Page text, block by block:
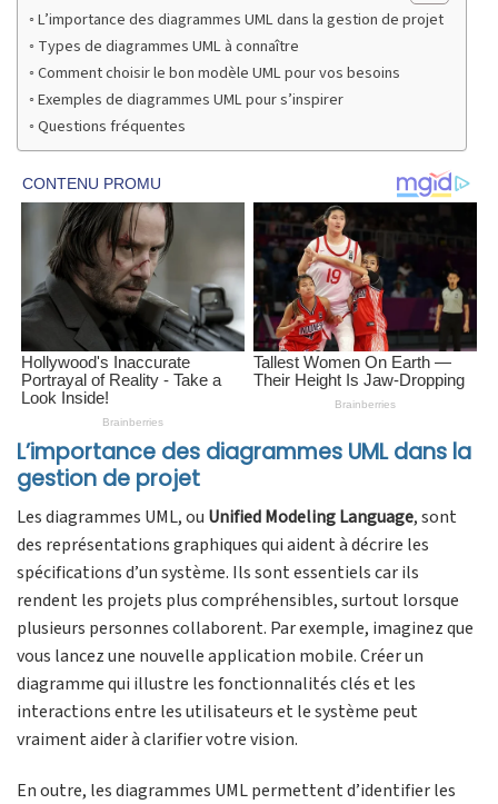
L’importance des diagrammes UML dans la gestion de projet
Types de diagrammes UML à connaître
Comment choisir le bon modèle UML pour vos besoins
Exemples de diagrammes UML pour s’inspirer
Questions fréquentes
L’importance des diagrammes UML dans la
gestion de projet
Les diagrammes UML, ou Unified Modeling Language, sont
des représentations graphiques qui aident à décrire les
spécifications d’un système. Ils sont essentiels car ils
rendent les projets plus compréhensibles, surtout lorsque
plusieurs personnes collaborent. Par exemple, imaginez que
vous lancez une nouvelle application mobile. Créer un
diagramme qui illustre les fonctionnalités clés et les
interactions entre les utilisateurs et le système peut
vraiment aider à clarifier votre vision.
En outre, les diagrammes UML permettent d’identifier les